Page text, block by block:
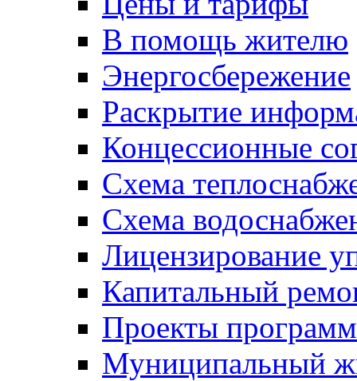
В помощь жителю
Энергосбережение
Раскрытие
Концессионные
Схема
Схема
Лицензирование
Капитальный
Проекты программ
Муниципальный